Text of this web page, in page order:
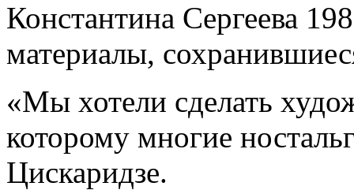
Константина Сергеева
материалы,
«Мы хотели сделать
которому многие
Цискаридзе.